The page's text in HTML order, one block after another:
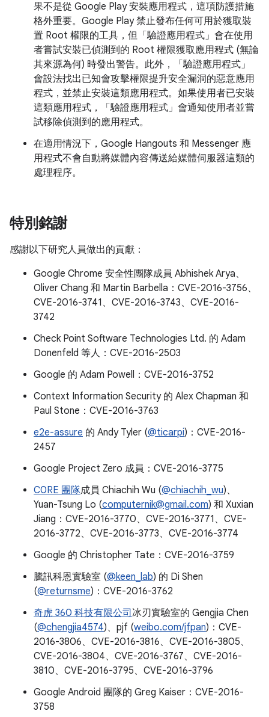
果不是從 Google Play 安裝應用程式，這項防護措施
格外重要。Google Play 禁止發布任何可用於獲取裝
置 Root 權限的工具，但「驗證應用程式」會在使用
者嘗試安裝已偵測到的 Root 權限獲取應用程式 (無論
其來源為何) 時發出警告。此外，「驗證應用程式」
會設法找出已知會攻擊權限提升安全漏洞的惡意應用
程式，並禁止安裝這類應用程式。如果使用者已安裝
這類應用程式，「驗證應用程式」會通知使用者並嘗
試移除偵測到的應用程式。
在適用情況下，Google Hangouts 和 Messenger 應
用程式不會自動將媒體內容傳送給媒體伺服器這類的
處理程序。
特別銘謝
感謝以下研究人員做出的貢獻：
Google Chrome 安全性團隊成員 Abhishek Arya、
Oliver Chang 和 Martin Barbella：CVE-2016-3756、
CVE-2016-3741、CVE-2016-3743、CVE-2016-
3742
Check Point Software Technologies Ltd. 的 Adam
Donenfeld 等人：CVE-2016-2503
Google 的 Adam Powell：CVE-2016-3752
Context Information Security 的 Alex Chapman 和
Paul Stone：CVE-2016-3763
e2e-assure 的 Andy Tyler (@ticarpi)：CVE-2016-
2457
Google Project Zero 成員：CVE-2016-3775
C0RE 團隊成員 Chiachih Wu (@chiachih_wu)、
Yuan-Tsung Lo (computernik@gmail.com) 和 Xuxian
Jiang：CVE-2016-3770、CVE-2016-3771、CVE-
2016-3772、CVE-2016-3773、CVE-2016-3774
Google 的 Christopher Tate：CVE-2016-3759
騰訊科恩實驗室 (@keen_lab) 的 Di Shen
(@returnsme)：CVE-2016-3762
奇虎 360 科技有限公司 冰刃實驗室的 Gengjia Chen
(@chengjia4574)、pjf (weibo.com/jfpan)：CVE-
2016-3806、CVE-2016-3816、CVE-2016-3805、
CVE-2016-3804、CVE-2016-3767、CVE-2016-
3810、CVE-2016-3795、CVE-2016-3796
Google Android 團隊的 Greg Kaiser：CVE-2016-
3758